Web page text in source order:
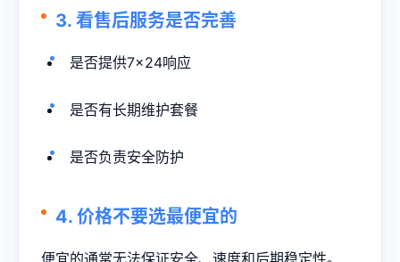
3. 看售后服务是否完善
是否提供7×24响应
是否有长期维护套餐
是否负责安全防护
4. 价格不要选最便宜的
便宜的通常无法保证安全、速度和后期稳定性。